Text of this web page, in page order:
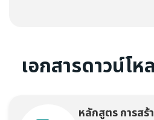
เอกสารดาวน์โห
หลักสูตร การสร้